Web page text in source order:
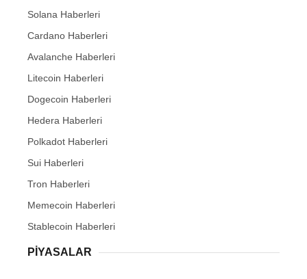
Solana Haberleri
Cardano Haberleri
Avalanche Haberleri
Litecoin Haberleri
Dogecoin Haberleri
Hedera Haberleri
Polkadot Haberleri
Sui Haberleri
Tron Haberleri
Memecoin Haberleri
Stablecoin Haberleri
PIYASALAR